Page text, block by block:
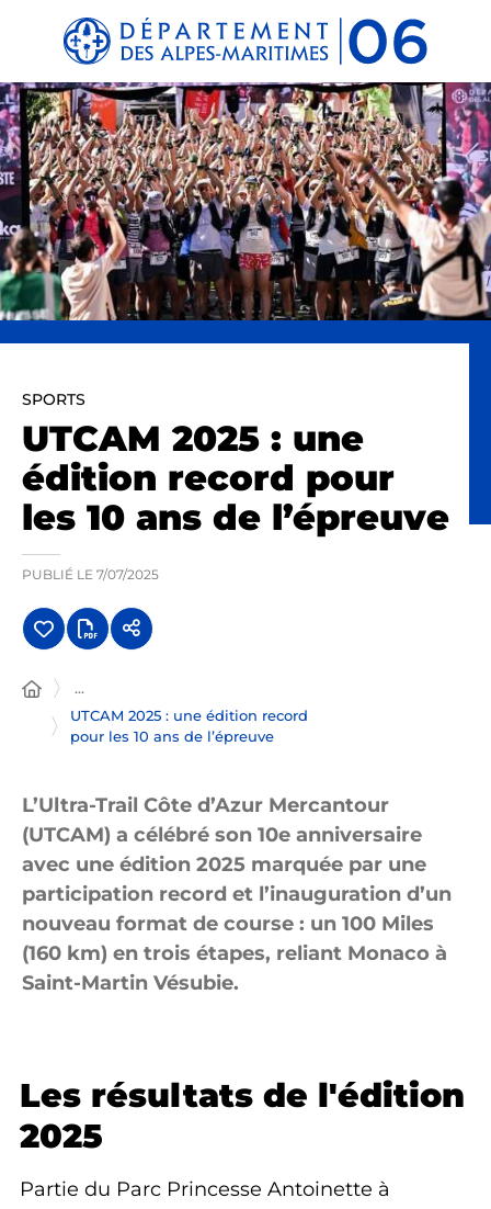
Panneau de gestion des cookies
SPORTS
UTCAM 2025 : une
édition record pour
les 10 ans de l’épreuve
PUBLIÉ LE 7/07/2025
...
UTCAM 2025 : une édition record
pour les 10 ans de l’épreuve
L’Ultra-Trail Côte d’Azur Mercantour
(UTCAM) a célébré son 10e anniversaire
avec une édition 2025 marquée par une
participation record et l’inauguration d’un
nouveau format de course : un 100 Miles
(160 km) en trois étapes, reliant Monaco à
Saint-Martin Vésubie.
Les résultats de l'édition
2025
Partie du Parc Princesse Antoinette à